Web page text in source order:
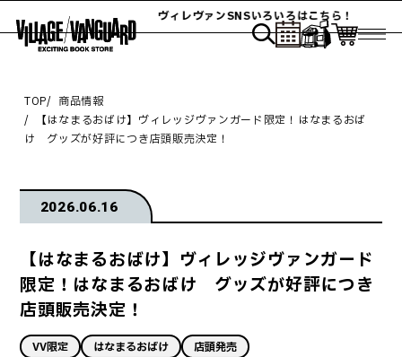
ヴィレヴァンSNSいろいろはこちら！
TOP
商品情報
【はなまるおばけ】ヴィレッジヴァンガード限定！はなまるおば
け グッズが好評につき店頭販売決定！
2026.06.16
【はなまるおばけ】ヴィレッジヴァンガード
限定！はなまるおばけ グッズが好評につき
店頭販売決定！
VV限定 はなまるおばけ 店頭発売